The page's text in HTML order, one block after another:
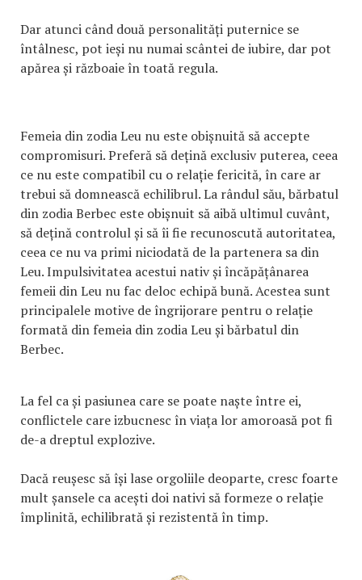
Dar atunci când două personalități puternice se
întâlnesc, pot ieși nu numai scântei de iubire, dar pot
apărea și războaie în toată regula.
Femeia din zodia Leu nu este obișnuită să accepte
compromisuri. Preferă să dețină exclusiv puterea, ceea
ce nu este compatibil cu o relație fericită, în care ar
trebui să domnească echilibrul. La rândul său, bărbatul
din zodia Berbec este obișnuit să aibă ultimul cuvânt,
să dețină controlul și să îi fie recunoscută autoritatea,
ceea ce nu va primi niciodată de la partenera sa din
Leu. Impulsivitatea acestui nativ și încăpățânarea
femeii din Leu nu fac deloc echipă bună. Acestea sunt
principalele motive de îngrijorare pentru o relație
formată din femeia din zodia Leu și bărbatul din
Berbec.
La fel ca și pasiunea care se poate naște între ei,
conflictele care izbucnesc în viața lor amoroasă pot fi
de-a dreptul explozive.
Dacă reușesc să își lase orgoliile deoparte, cresc foarte
mult șansele ca acești doi nativi să formeze o relație
împlinită, echilibrată și rezistentă în timp.